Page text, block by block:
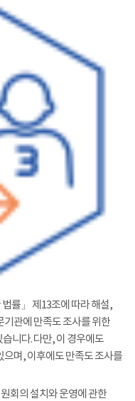
률」 제13조에 따라 해설,
기관에 만족도 조사를 위한
니다. 다만, 이 경우에도
으며, 이후에도 만족도 조사를
회의 설치와 운영에 관한